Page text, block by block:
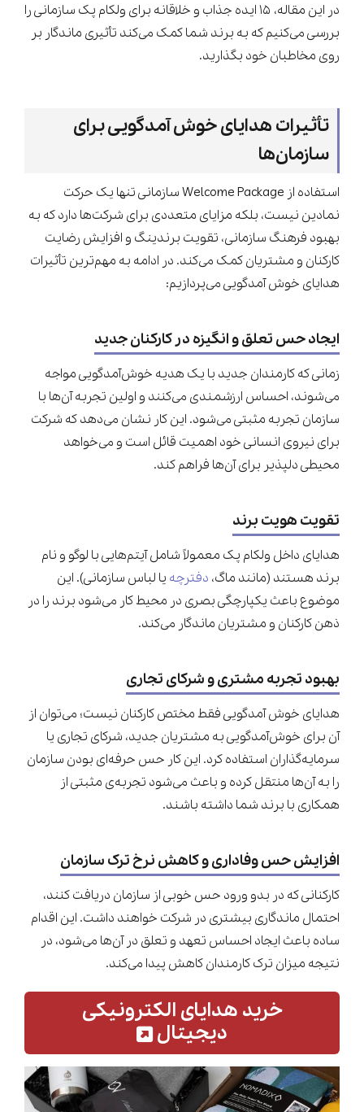
در این مقاله، ۱۵ ایده جذاب و خلاقانه برای ولکام پک سازمانی را
بررسی می‌کنیم که به برند شما کمک می‌کند تأثیری ماندگار بر
روی مخاطبان خود بگذارید.
تأثیرات هدایای خوش آمدگویی برای
سازمان‌ها
استفاده از Welcome Package سازمانی تنها یک حرکت
نمادین نیست، بلکه مزایای متعددی برای شرکت‌ها دارد که به
بهبود فرهنگ سازمانی، تقویت برندینگ و افزایش رضایت
کارکنان و مشتریان کمک می‌کند. در ادامه به مهم‌ترین تأثیرات
هدایای خوش آمدگویی می‌پردازیم:
ایجاد حس تعلق و انگیزه در کارکنان جدید
زمانی که کارمندان جدید با یک هدیه خوش‌آمدگویی مواجه
می‌شوند، احساس ارزشمندی می‌کنند و اولین تجربه آن‌ها با
سازمان تجربه مثبتی می‌شود. این کار نشان می‌دهد که شرکت
برای نیروی انسانی خود اهمیت قائل است و می‌خواهد
محیطی دلپذیر برای آن‌ها فراهم کند.
تقویت هویت برند
هدایای داخل ولکام پک معمولاً شامل آیتم‌هایی با لوگو و نام
برند هستند (مانند ماگ، دفترچه یا لباس سازمانی). این
موضوع باعث یکپارچگی بصری در محیط کار می‌شود برند را در
ذهن کارکنان و مشتریان ماندگار می‌کند.
بهبود تجربه مشتری و شرکای تجاری
هدایای خوش آمدگویی فقط مختص کارکنان نیست؛ می‌توان از
آن برای خوش‌آمدگویی به مشتریان جدید، شرکای تجاری یا
سرمایه‌گذاران استفاده کرد. این کار حس حرفه‌ای بودن سازمان
را به آن‌ها منتقل کرده و باعث می‌شود تجربه‌ی مثبتی از
همکاری با برند شما داشته باشند.
افزایش حس وفاداری و کاهش نرخ ترک سازمان
کارکنانی که در بدو ورود حس خوبی از سازمان دریافت کنند،
احتمال ماندگاری بیشتری در شرکت خواهند داشت. این اقدام
ساده باعث ایجاد احساس تعهد و تعلق در آن‌ها می‌شود، در
نتیجه میزان ترک کارمندان کاهش پیدا می‌کند.
خرید هدایای الکترونیکی
دیجیتال